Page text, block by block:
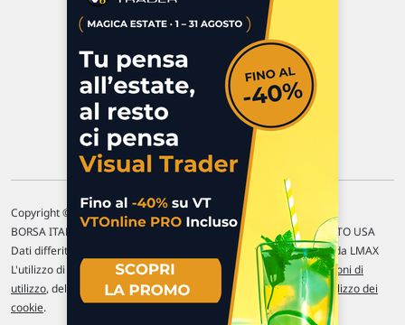
Commenti e segnalazioni
Contattaci
Copyright © 1996-2026 Traderlink Italia s.r.l.
BORSA ITALIANA Quotazioni di borsa differite di 15 min. / MERCATO USA
Dati differiti di 15 min. (fonte Intrinio) / FOREX Quotazioni fornite da LMAX
L'utilizzo di questo sito implica l'accettazione delle nostre Condizioni di
utilizzo, del Disclaimer MAR, dellePolitiche sulla privacye dell' Utilizzo dei
cookie.